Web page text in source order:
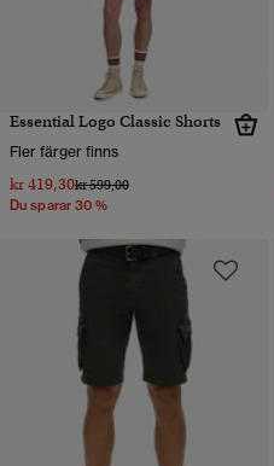
Essential Logo Classic Shorts
Fler färger finns
kr 419,30Pris reducerat från
kr 599,00till
Du sparar 30 %